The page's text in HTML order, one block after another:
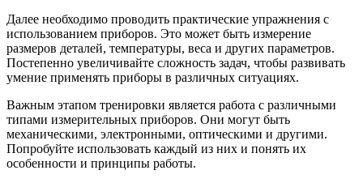
Далее необходимо проводить практические упражнения с
использованием приборов. Это может быть измерение
размеров деталей, температуры, веса и других параметров.
Постепенно увеличивайте сложность задач, чтобы развивать
умение применять приборы в различных ситуациях.
Важным этапом тренировки является работа с различными
типами измерительных приборов. Они могут быть
механическими, электронными, оптическими и другими.
Попробуйте использовать каждый из них и понять их
особенности и принципы работы.